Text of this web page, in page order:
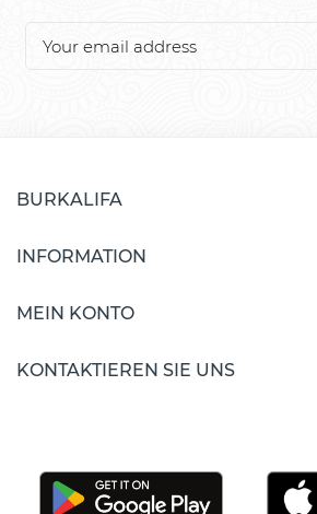
BURKALIFA
INFORMATION
MEIN KONTO
KONTAKTIEREN SIE UNS